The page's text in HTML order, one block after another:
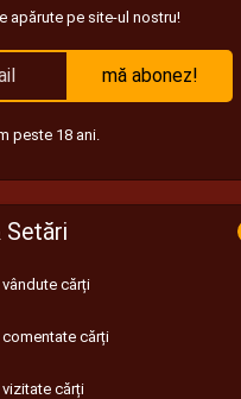
apărute pe site-ul nostru!
mă abonez!
peste 18 ani.
Setări
vândute cărți
comentate cărți
vizitate cărți